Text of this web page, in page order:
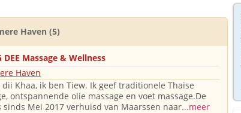
Haven (5)
DEE Massage & Wellness
Haven
dii Khaa, ik ben Tiew. Ik geef traditionele Thaise
ontspannende olie massage en voet massage.De
sinds Mei 2017 verhuisd van Maarssen naar...meer